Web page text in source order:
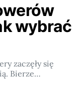
wybrać
zaczęły się
Bierze…